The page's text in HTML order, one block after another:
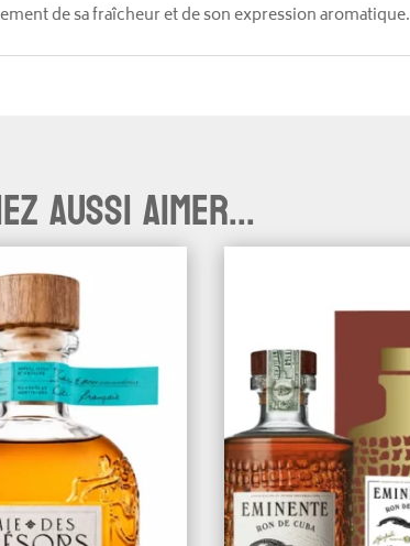
de sa fraîcheur et de son expression aromatique.
aussi aimer...